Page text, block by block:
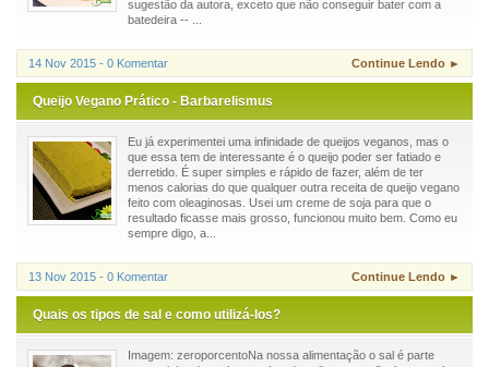
sugestão da autora, exceto que não conseguir bater com a
batedeira -- ...
14 Nov 2015 - 0 Komentar Continue Lendo ►
Queijo Vegano Prático - Barbarelismus
Eu já experimentei uma infinidade de queijos veganos, mas o
que essa tem de interessante é o queijo poder ser fatiado e
derretido. É super simples e rápido de fazer, além de ter
menos calorias do que qualquer outra receita de queijo vegano
feito com oleaginosas. Usei um creme de soja para que o
resultado ficasse mais grosso, funcionou muito bem. Como eu
sempre digo, a...
13 Nov 2015 - 0 Komentar Continue Lendo ►
Quais os tipos de sal e como utilizá-los?
Imagem: zeroporcentoNa nossa alimentação o sal é parte